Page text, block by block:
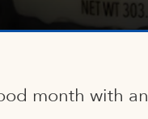
month with